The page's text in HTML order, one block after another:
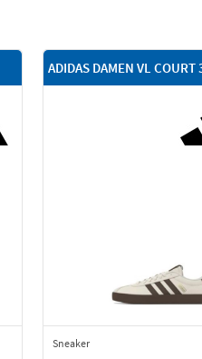
ADIDAS DAMEN VL COURT
Sneaker